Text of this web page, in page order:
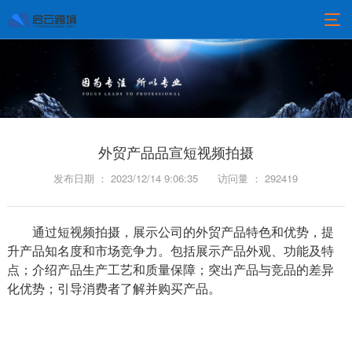
外贸产品品宣短视频拍摄
发布日期 ： 2023/12/14 9:06:35 访问量 ： 292419
通过短视频拍摄，展示公司的外贸产品特色和优势，提
升产品知名度和市场竞争力。包括展示产品外观、功能及特
点；介绍产品生产工艺和质量保障；突出产品与竞品的差异
化优势；引导消费者了解并购买产品。